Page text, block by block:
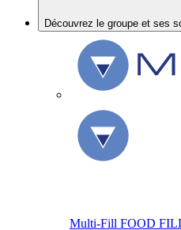
Découvrez le groupe et ses
Multi-Fill FOOD